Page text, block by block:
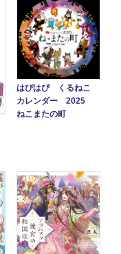
はぴはぴ くるねこ
カレンダー 2025
ねこまたの町